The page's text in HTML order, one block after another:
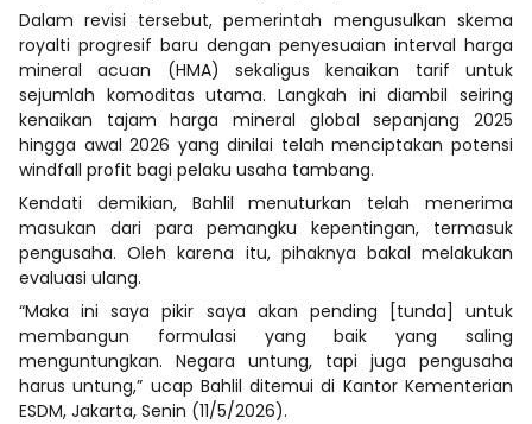
Dalam revisi tersebut, pemerintah mengusulkan skema
royalti progresif baru dengan penyesuaian interval harga
mineral acuan (HMA) sekaligus kenaikan tarif untuk
sejumlah komoditas utama. Langkah ini diambil seiring
kenaikan tajam harga mineral global sepanjang 2025
hingga awal 2026 yang dinilai telah menciptakan potensi
windfall profit bagi pelaku usaha tambang.
Kendati demikian, Bahlil menuturkan telah menerima
masukan dari para pemangku kepentingan, termasuk
pengusaha. Oleh karena itu, pihaknya bakal melakukan
evaluasi ulang.
“Maka ini saya pikir saya akan pending [tunda] untuk
membangun formulasi yang baik yang saling
menguntungkan. Negara untung, tapi juga pengusaha
harus untung,” ucap Bahlil ditemui di Kantor Kementerian
ESDM, Jakarta, Senin (11/5/2026).